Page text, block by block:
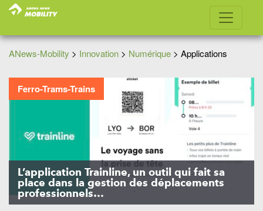
ANews-Mobility > Innovation > Numérique > Applications
Ferro-Trams-Trains
L’application Trainline, un outil qui fait sa
place dans la gestion des déplacements
professionnels…